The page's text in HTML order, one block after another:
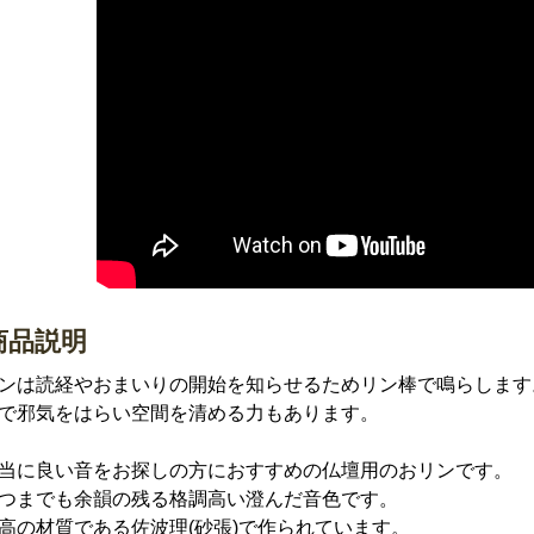
品説明
は読経やおまいりの開始を知らせるためリン棒で鳴らしま
邪気をはらい空間を清める力もあります。
に良い音をお探しの方におすすめの仏壇用のおリンです。
までも余韻の残る格調高い澄んだ音色です。
の材質である佐波理(砂張)で作られています。